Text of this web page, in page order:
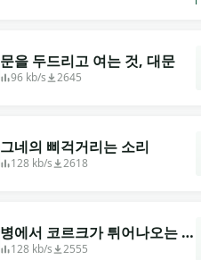
문을 두드리고 여는 것, 대문
96 kb/s 2645
그네의 삐걱거리는 소리
128 kb/s 2618
병에서 코르크가 튀어나오는 소
리128 kb/s 2555